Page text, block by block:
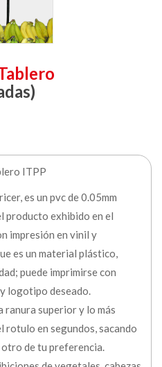
ITPP
es un pvc de 0.05mm
producto exhibido en el
impresión en vinil y
es un material plástico,
puede imprimirse con
logotipo deseado.
ranura superior y lo más
rotulo en segundos, sacando
de tu preferencia.